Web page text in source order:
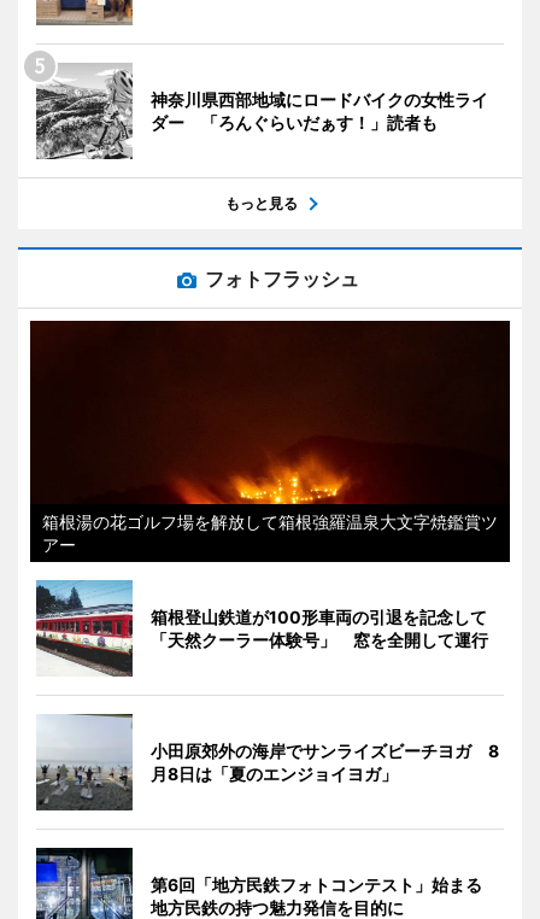
神奈川県西部地域にロードバイクの女性ライ
ダー 「ろんぐらいだぁす！」読者も
もっと見る
フォトフラッシュ
箱根湯の花ゴルフ場を解放して箱根強羅温泉大文字焼鑑賞ツ
アー
箱根登山鉄道が100形車両の引退を記念して
「天然クーラー体験号」 窓を全開して運行
小田原郊外の海岸でサンライズビーチヨガ 8
月8日は「夏のエンジョイヨガ」
第6回「地方民鉄フォトコンテスト」始まる
地方民鉄の持つ魅力発信を目的に